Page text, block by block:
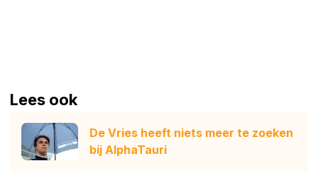
Lees ook
De Vries heeft niets meer te zoeken
bij AlphaTauri